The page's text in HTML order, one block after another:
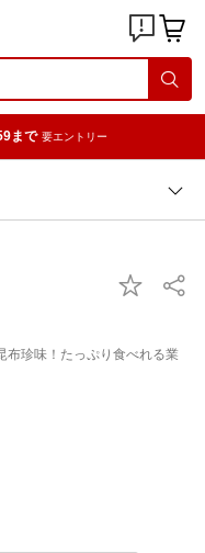
まで 要エントリー
布珍味！たっぷり食べれる業